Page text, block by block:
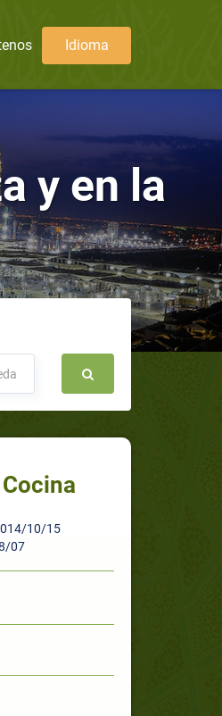
Idioma
y en la
10/15
07